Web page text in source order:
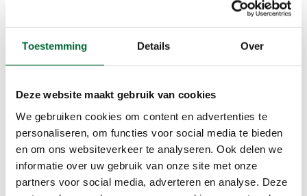
Toestemming Details Over
Deze website maakt gebruik van cookies
We gebruiken cookies om content en advertenties te
personaliseren, om functies voor social media te bieden
en om ons websiteverkeer te analyseren. Ook delen we
informatie over uw gebruik van onze site met onze
partners voor social media, adverteren en analyse. Deze
De Carolinahoeve, bron https://www.decarolinahoeve.nl/
De Carolinahoeve is te vinden bij de Onzalige
Bossen en Hagenau in het Nationaal Park
Veluwezoom. Kom lekker op adem, geniet van het
prachtige uitzicht en proef de lekkernijen die De
Carolinahoeve te bieden heeft. Het adres is De
Carolinahoeve 1